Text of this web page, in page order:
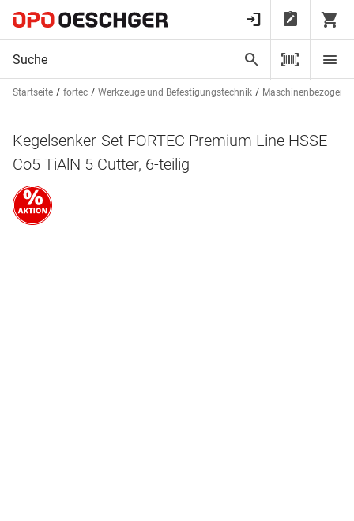
Startseite fortec Werkzeuge und Befestigungstechnik
Kegelsenker-Set FORTEC Premium Line HSSE-
Co5 TiAlN 5 Cutter, 6-teilig